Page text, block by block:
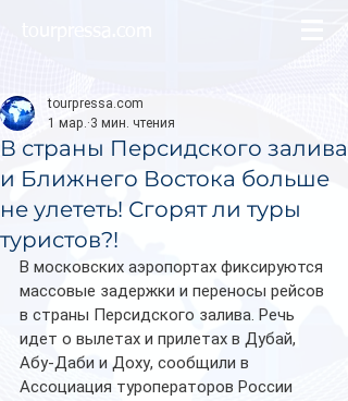
В страны Персидского залива
и Ближнего Востока больше
не улететь! Сгорят ли туры
туристов?!
tourpressa.com
1 мар. 3 мин. чтения
В московских аэропортах фиксируются
массовые задержки и переносы рейсов
в страны Персидского залива. Речь
идет о вылетах и прилетах в Дубай,
Абу-Даби и Доху, сообщили в
Ассоциация туроператоров России